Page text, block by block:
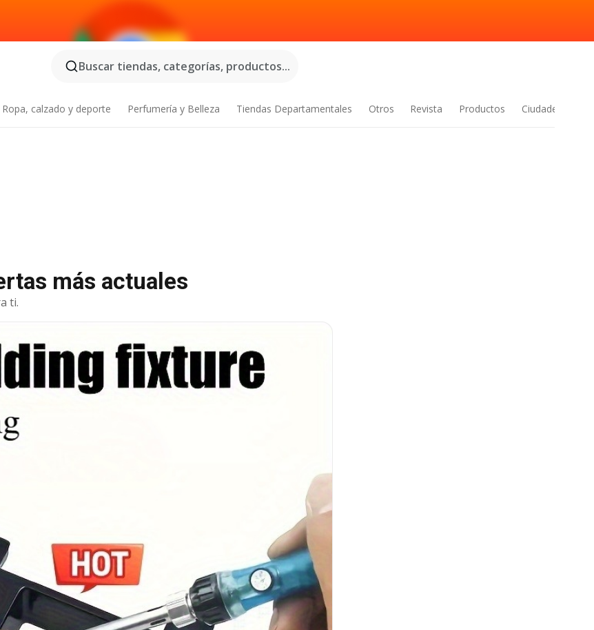
Buscar tiendas, categorías, productos...
Ropa, calzado y deporte Perfumería y Belleza Tiendas Departamentales Otros Revista Productos Ciudades
más actuales
ti.